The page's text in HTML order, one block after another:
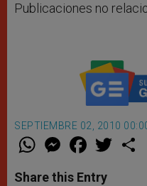
Publicaciones no
SEPTIEMBRE 02, 2010
W
t
M
e
s
F
a
e
w
Share this Entry